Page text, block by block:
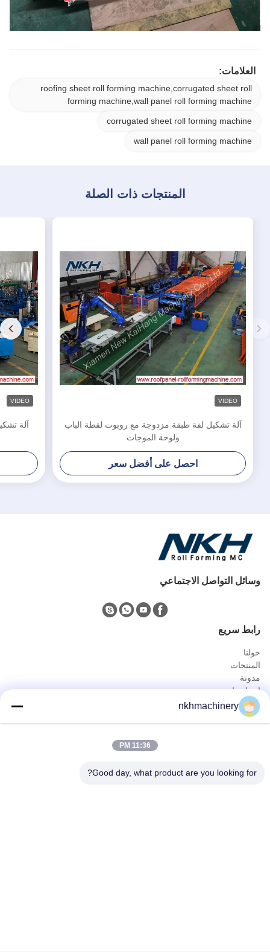
العلامات:
roofing sheet roll forming machine,corrugated sheet roll
forming machine,wall panel roll forming machine
corrugated sheet roll forming machine
wall panel roll forming machine
المنتجات ذات الصلة
VIDEO
آلة تشكيل لفة طبقة مزدوجة مع روبوت لقطة الباب
ولوحة الموجات
احصل على أفضل سعر
VIDEO
آلة
وسائل التواصل الاجتماعي
رابط سريع
حولنا
المنتجات
مدونة
اتصل بنا
المنتجات
لوحة سقف دحر آلة تشكيل
سطح السفينة الكلمة دحر آلة تشكيل
ورقة تسقيف العقص آلة
nkhmachinery
11:36 PM
Good day, what product are you looking for?